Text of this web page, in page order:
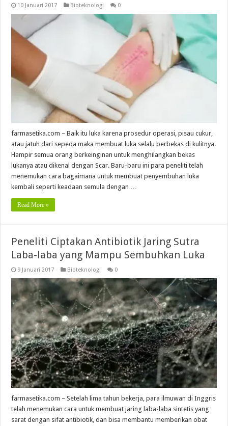
10 Januari 2017 Bioteknologi 0
farmasetika.com – Baik itu luka karena prosedur operasi, pisau cukur,
atau jatuh dari sepeda maka membuat luka selalu berbekas di kulitnya.
Hampir semua orang berkeinginan untuk menghilangkan bekas
lukanya atau dikenal dengan Scar. Baru-baru ini para peneliti telah
menemukan cara bagaimana untuk membuat penyembuhan luka
kembali seperti keadaan semula dengan …
Read More »
Peneliti Ciptakan Antibiotik Jaring Sutra
Laba-laba yang Mampu Sembuhkan Luka
9 Januari 2017 Bioteknologi 0
farmasetika.com – Setelah lima tahun bekerja, para ilmuwan di Inggris
telah menemukan cara untuk membuat jaring laba-laba sintetis yang
sarat dengan sifat antibiotik, dan bisa membantu memberikan obat